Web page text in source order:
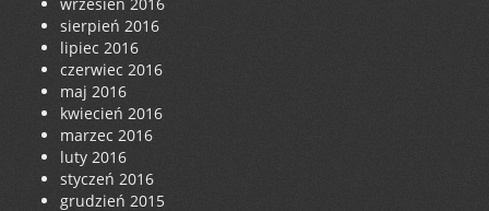
sierpień 2016
lipiec 2016
czerwiec 2016
maj 2016
kwiecień 2016
marzec 2016
luty 2016
styczeń 2016
grudzień 2015